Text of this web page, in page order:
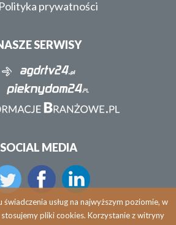
Polityka prywatności
SERWISY
SOCIAL MEDIA
świadczenia usług na najwyższym poziomie, w
pliki cookies. Korzystanie z witryny